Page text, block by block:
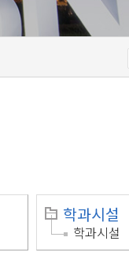
학과시설
학과시설